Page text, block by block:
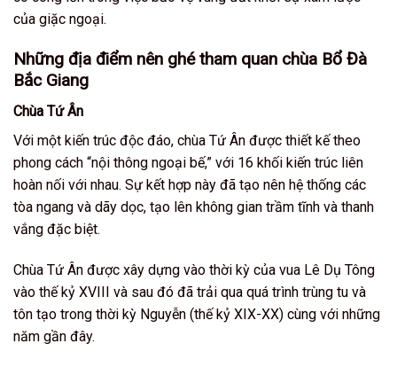
của giặc ngoại.
Những địa điểm nên ghé tham quan chùa Bổ Đà
Bắc Giang
Chùa Tứ Ân
Với một kiến trúc độc đáo, chùa Tứ Ân được thiết kế theo
phong cách “nội thông ngoại bế,” với 16 khối kiến trúc liên
hoàn nối với nhau. Sự kết hợp này đã tạo nên hệ thống các
tòa ngang và dãy dọc, tạo lên không gian trầm tĩnh và thanh
vắng đặc biệt.
Chùa Tứ Ân được xây dựng vào thời kỳ của vua Lê Dụ Tông
vào thế kỷ XVIII và sau đó đã trải qua quá trình trùng tu và
tôn tạo trong thời kỳ Nguyễn (thế kỷ XIX-XX) cùng với những
năm gần đây.